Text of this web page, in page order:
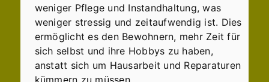
weniger Pflege und Instandhaltung, was
weniger stressig und zeitaufwendig ist. Dies
ermöglicht es den Bewohnern, mehr Zeit für
sich selbst und ihre Hobbys zu haben,
anstatt sich um Hausarbeit und Reparaturen
kümmern zu müssen.